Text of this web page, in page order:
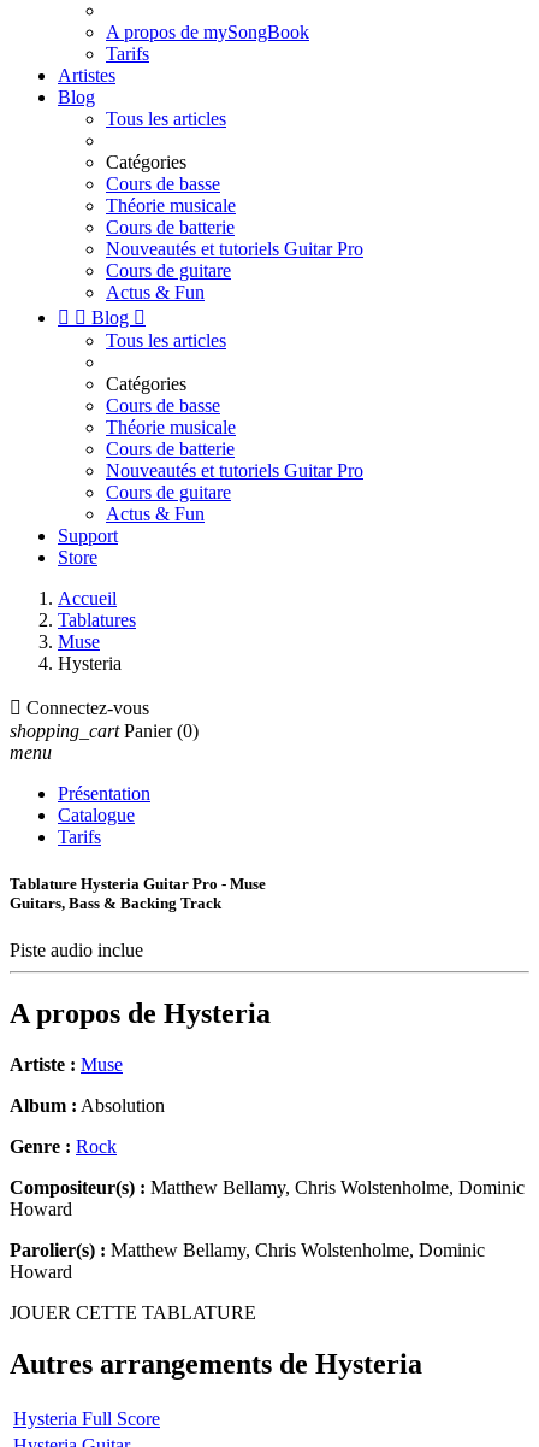
A propos de mySongBook
Tarifs
Artistes
Blog
Tous les articles
Catégories
Cours de basse
Théorie musicale
Cours de batterie
Nouveautés et tutoriels Guitar Pro
Cours de guitare
Actus & Fun
  Blog 
Tous les articles
Catégories
Cours de basse
Théorie musicale
Cours de batterie
Nouveautés et tutoriels Guitar Pro
Cours de guitare
Actus & Fun
Support
Store
Accueil
Tablatures
Muse
Hysteria
 Connectez-vous
shopping_cart Panier (0)
menu
Présentation
Catalogue
Tarifs
Tablature Hysteria Guitar Pro - Muse
Guitars, Bass & Backing Track
Piste audio inclue
A propos de Hysteria
Artiste : Muse
Album : Absolution
Genre : Rock
Compositeur(s) : Matthew Bellamy, Chris Wolstenholme, Dominic
Howard
Parolier(s) : Matthew Bellamy, Chris Wolstenholme, Dominic
Howard
JOUER CETTE TABLATURE
Autres arrangements de Hysteria
Hysteria Full Score